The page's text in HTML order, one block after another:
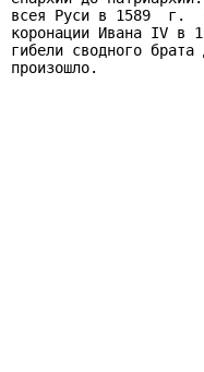
всея Руси в 1589  г.
коронации Ивана IV в
гибели сводного